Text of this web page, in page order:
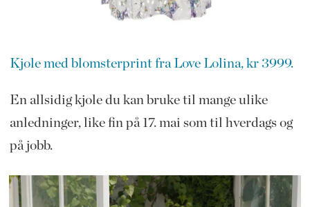
Kjole med blomsterprint fra Love Lolina, kr 3999.
En allsidig kjole du kan bruke til mange ulike
anledninger, like fin på 17. mai som til hverdags og
på jobb.